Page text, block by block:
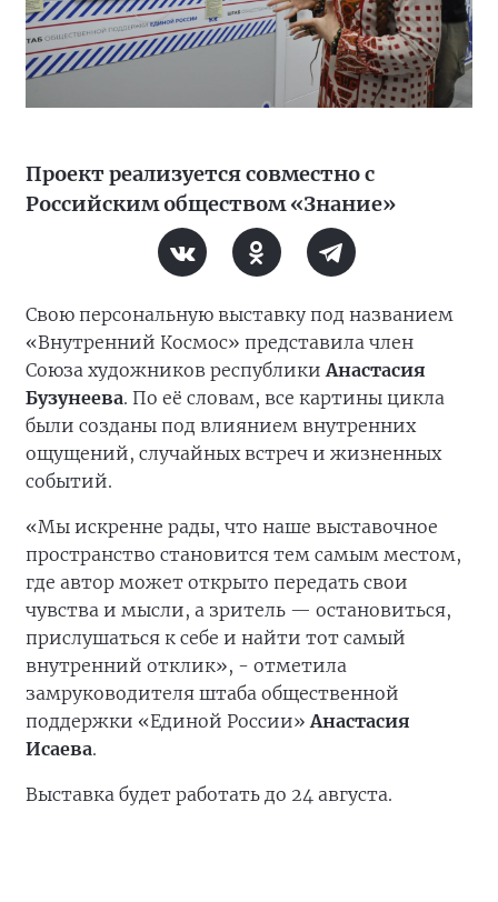
Проект реализуется совместно с
Российским обществом «Знание»
Свою персональную выставку под названием
«Внутренний Космос» представила член
Союза художников республики Анастасия
Бузунеева. По её словам, все картины цикла
были созданы под влиянием внутренних
ощущений, случайных встреч и жизненных
событий.
«Мы искренне рады, что наше выставочное
пространство становится тем самым местом,
где автор может открыто передать свои
чувства и мысли, а зритель — остановиться,
прислушаться к себе и найти тот самый
внутренний отклик», - отметила
замруководителя штаба общественной
поддержки «Единой России» Анастасия
Исаева.
Выставка будет работать до 24 августа.